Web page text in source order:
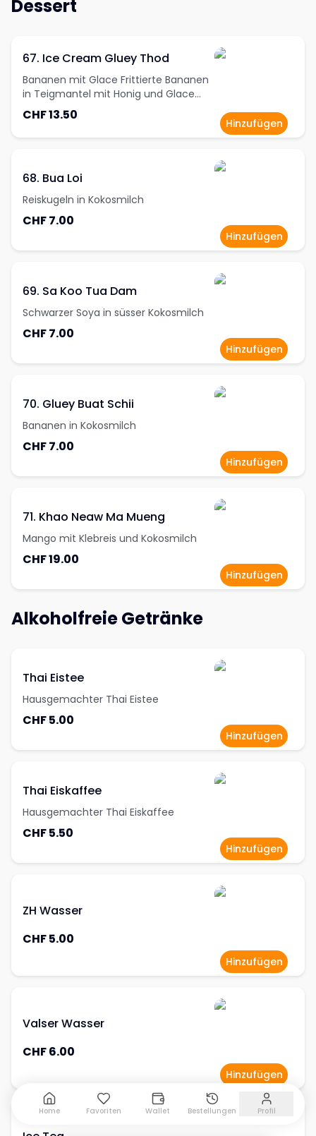
Dessert
67. Ice Cream Gluey Thod
Bananen mit Glace Frittierte Bananen
in Teigmantel mit Honig und Glace
nach Wahl
CHF 13.50
Hinzufügen
68. Bua Loi
Reiskugeln in Kokosmilch
CHF 7.00
Hinzufügen
69. Sa Koo Tua Dam
Schwarzer Soya in süsser Kokosmilch
CHF 7.00
Hinzufügen
70. Gluey Buat Schii
Bananen in Kokosmilch
CHF 7.00
Hinzufügen
71. Khao Neaw Ma Mueng
Mango mit Klebreis und Kokosmilch
CHF 19.00
Hinzufügen
Alkoholfreie Getränke
Thai Eistee
Hausgemachter Thai Eistee
CHF 5.00
Hinzufügen
Thai Eiskaffee
Hausgemachter Thai Eiskaffee
CHF 5.50
Hinzufügen
ZH Wasser
CHF 5.00
Hinzufügen
Valser Wasser
CHF 6.00
Hinzufügen
Home Favoriten Wallet Bestellungen Profil